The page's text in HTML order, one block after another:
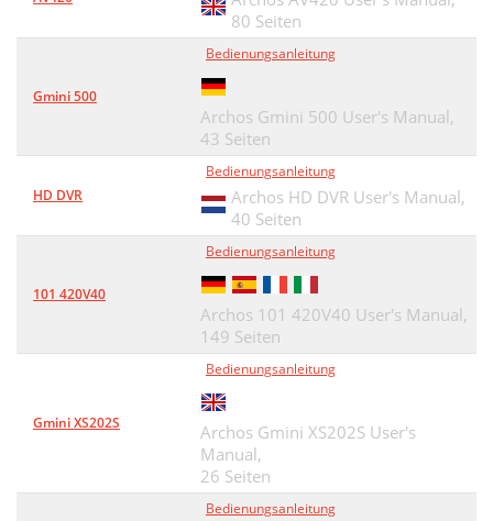
80 Seiten
Gmini 500
Bedienungsanleitung
Archos Gmini 500 User's Manual,
43 Seiten
HD DVR
Bedienungsanleitung
Archos HD DVR User's Manual,
40 Seiten
101 420V40
Bedienungsanleitung
Archos 101 420V40 User's Manual,
149 Seiten
Gmini XS202S
Bedienungsanleitung
Archos Gmini XS202S User's
Manual,
26 Seiten
Bedienungsanleitung